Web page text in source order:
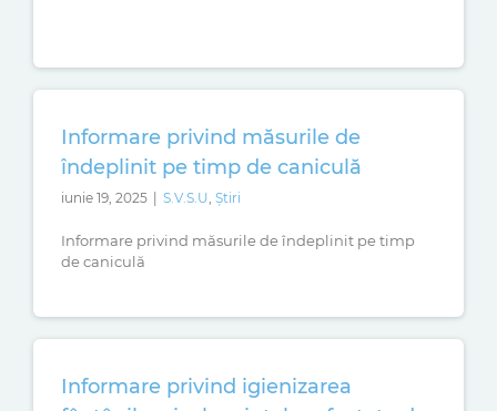
Informare privind măsurile de
îndeplinit pe timp de caniculă
iunie 19, 2025 | S.V.S.U Știri
Informare privind măsurile de îndeplinit pe timp
de caniculă
Informare privind igienizarea